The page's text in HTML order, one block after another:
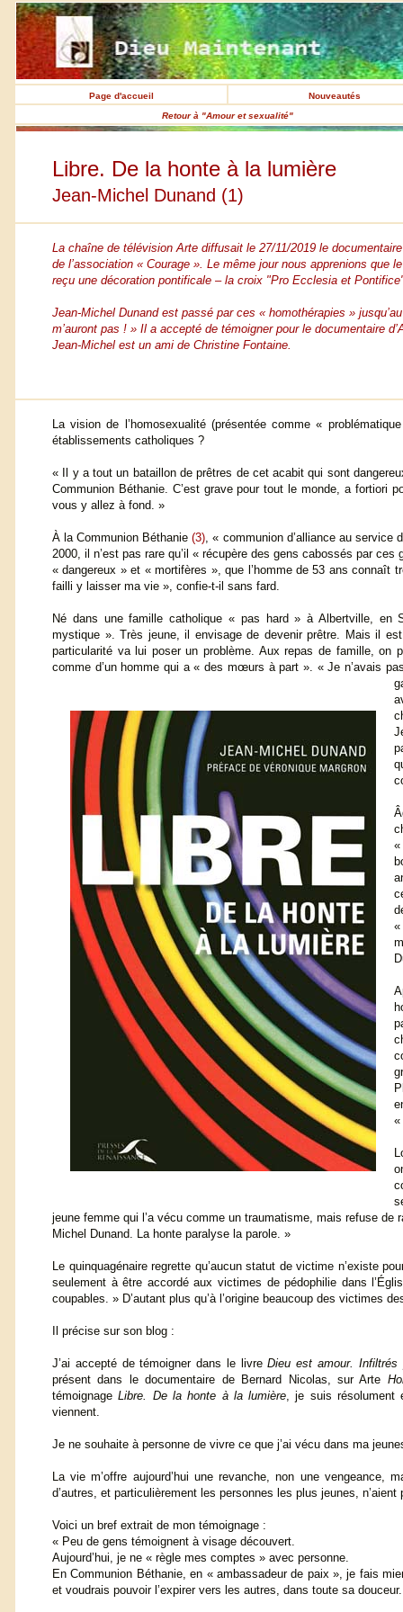
Page d'accueil
Nouveautés
Retour à "Amour et sexualité"
Libre. De la honte à la lumière
Jean-Michel Dunand (1)
La chaîne de télévision Arte diffusait le 27/11/2019 le
de l’association « Courage ». Le même jour nous apprenions
reçu une décoration pontificale – la croix "Pro Ecclesia et
Jean-Michel Dunand est passé par ces « homothérapies »
m’auront pas ! » Il a accepté de témoigner pour le documentaire
Jean-Michel est un ami de Christine Fontaine.
La vision de l’homosexualité (présentée comme «
établissements catholiques ?
« Il y a tout un bataillon de prêtres de cet acabit qui sont
Communion Béthanie. C’est grave pour tout le monde, a fortiori
vous y allez à fond. »
À la Communion Béthanie(3), « communion d’alliance au service
2000, il n’est pas rare qu’il « récupère des gens cabossés par
« dangereux » et « mortifères », que l’homme de 53 ans connaît
failli y laisser ma vie », confie-t-il sans fard.
Né dans une famille catholique « pas hard » à Albertville,
mystique ». Très jeune, il envisage de devenir prêtre. Mais il
particularité va lui poser un problème. Aux repas de famille,
comme d’un homme qui a « des mœurs à part ». « Je n’avais
«
«
«
jeune femme qui l’a vécu comme un traumatisme, mais refuse
Michel Dunand. La honte paralyse la parole. »
Le quinquagénaire regrette qu’aucun statut de victime n’existe
seulement à être accordé aux victimes de pédophilie dans
coupables. » D’autant plus qu’à l’origine beaucoup des victimes
Il précise sur son blog :
J’ai accepté de témoigner dans le livreDieu est amour. Infiltrés
présent dans le documentaire de Bernard Nicolas, sur Arte
témoignageLibre. De la honte à la lumière, je suis résolument
viennent.
Je ne souhaite à personne de vivre ce que j’ai vécu dans ma
La vie m’offre aujourd’hui une revanche, non une
d’autres, et particulièrement les personnes les plus jeunes,
Voici un bref extrait de mon témoignage :
« Peu de gens témoignent à visage découvert.
Aujourd’hui, je ne « règle mes comptes » avec personne.
En Communion Béthanie, en « ambassadeur de paix », je fais
et voudrais pouvoir l’expirer vers les autres, dans toute sa